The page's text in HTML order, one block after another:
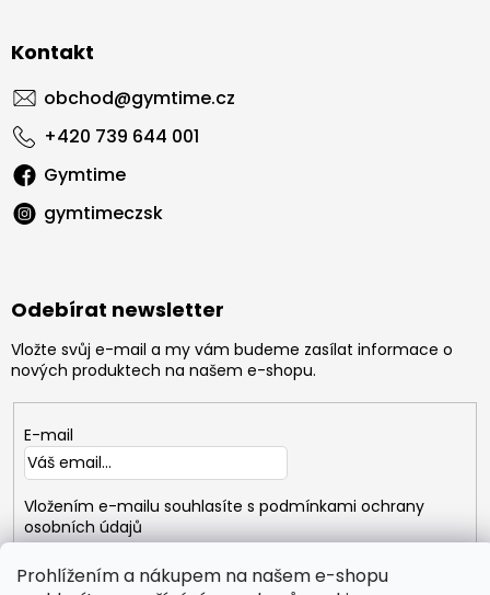
Prohlížením a nákupem na našem e-shopu
Kontakt
obchod@gymtime.cz
+420 739 644 001
Gymtime
gymtimeczsk
Odebírat newsletter
Vložte svůj e-mail a my vám budeme zasílat informace o
nových produktech na našem e-shopu.
E-mail
Vložením e-mailu souhlasíte s podmínkami ochrany
osobních údajů
PŘIHLÁSIT